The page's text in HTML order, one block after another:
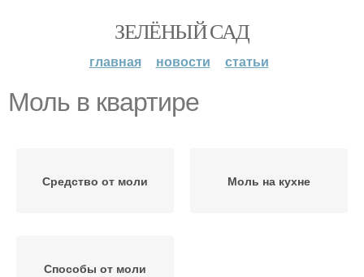
ЗЕЛЁНЫЙ САД
главная новости статьи
Моль в квартире
Средство от моли Моль на кухне
Способы от моли